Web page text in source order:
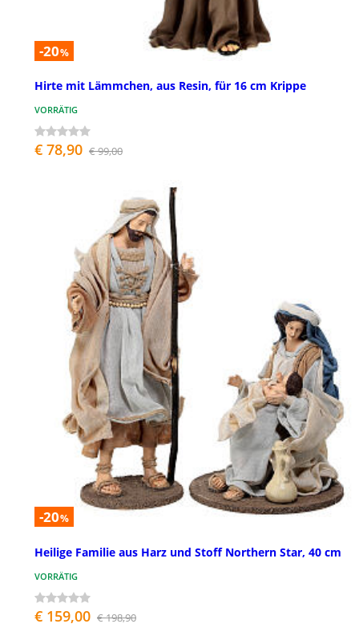
-20%
Hirte mit Lämmchen, aus Resin, für 16 cm Krippe
VORRÄTIG
€ 78,90 € 99,00
-20%
Heilige Familie aus Harz und Stoff Northern Star, 40 cm
VORRÄTIG
€ 159,00 € 198,90